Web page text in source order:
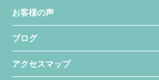
お客様の声
ブログ
アクセスマップ